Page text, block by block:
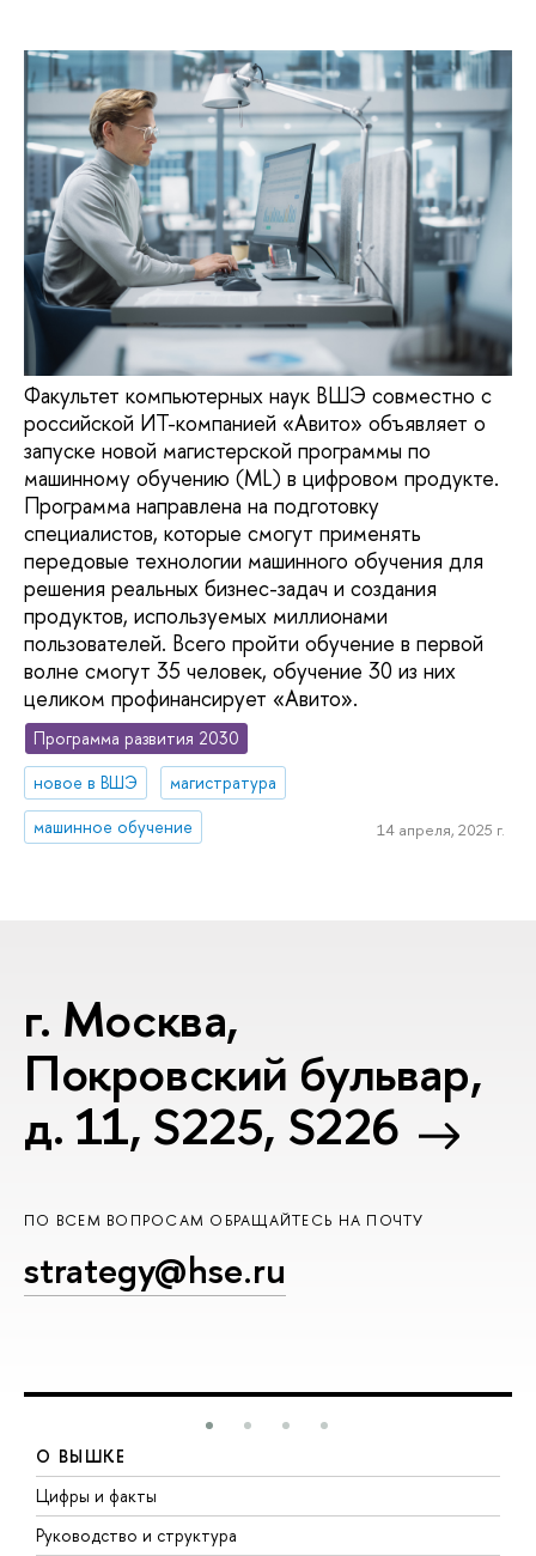
Факультет компьютерных наук ВШЭ совместно с
российской ИТ-компанией «Авито» объявляет о
запуске новой магистерской программы по
машинному обучению (ML) в цифровом продукте.
Программа направлена на подготовку
специалистов, которые смогут применять
передовые технологии машинного обучения для
решения реальных бизнес-задач и создания
продуктов, используемых миллионами
пользователей. Всего пройти обучение в первой
волне смогут 35 человек, обучение 30 из них
целиком профинансирует «Авито».
Программа развития 2030
новое в ВШЭ
магистратура
машинное обучение
14 апреля, 2025 г.
г. Москва,
Покровский бульвар,
д. 11, S225, S226
ПО ВСЕМ ВОПРОСАМ ОБРАЩАЙТЕСЬ НА ПОЧТУ
strategy@hse.ru
О ВЫШКЕ
Цифры и факты
Руководство и структура